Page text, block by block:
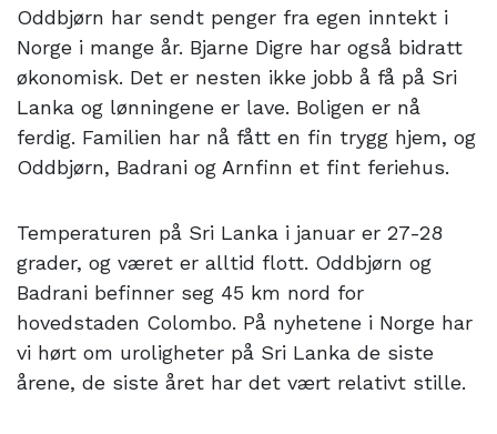
Oddbjørn har sendt penger fra egen inntekt i
Norge i mange år. Bjarne Digre har også bidratt
økonomisk. Det er nesten ikke jobb å få på Sri
Lanka og lønningene er lave. Boligen er nå
ferdig. Familien har nå fått en fin trygg hjem, og
Oddbjørn, Badrani og Arnfinn et fint feriehus.
Temperaturen på Sri Lanka i januar er 27-28
grader, og været er alltid flott. Oddbjørn og
Badrani befinner seg 45 km nord for
hovedstaden Colombo. På nyhetene i Norge har
vi hørt om uroligheter på Sri Lanka de siste
årene, de siste året har det vært relativt stille.